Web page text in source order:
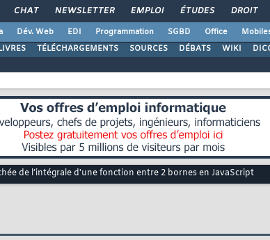
CHAT NEWSLETTER EMPLOI ÉTUDES DROIT
Dév. Web EDI Programmation SGBD Office
TÉLÉCHARGEMENTS SOURCES DÉBATS WIKI
de l’intégrale d'une fonction entre 2 bornes en JavaScript